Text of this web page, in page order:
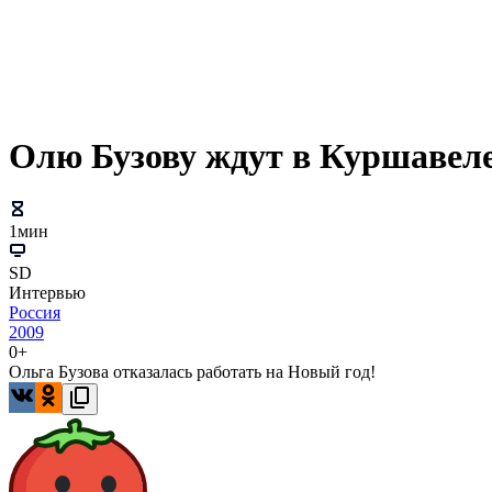
Олю Бузову ждут в
1мин
SD
Интервью
Россия
2009
0+
Ольга Бузова отказалась работать на Новый год!